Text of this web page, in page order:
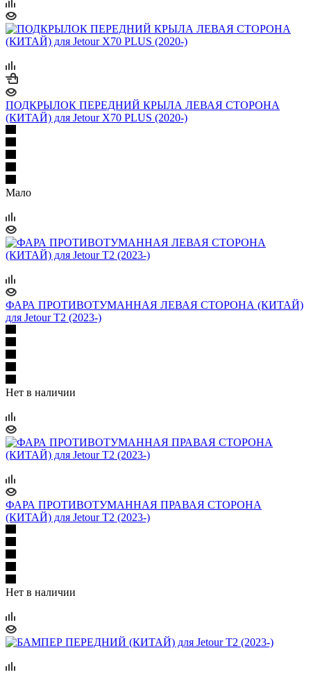
ПОДКРЫЛОК ПЕРЕДНИЙ КРЫЛА ЛЕВАЯ СТОРОНА
(КИТАЙ) для Jetour X70 PLUS (2020-)
Мало
ФАРА ПРОТИВОТУМАННАЯ ЛЕВАЯ СТОРОНА (КИТАЙ)
для Jetour T2 (2023-)
Нет в наличии
ФАРА ПРОТИВОТУМАННАЯ ПРАВАЯ СТОРОНА
(КИТАЙ) для Jetour T2 (2023-)
Нет в наличии